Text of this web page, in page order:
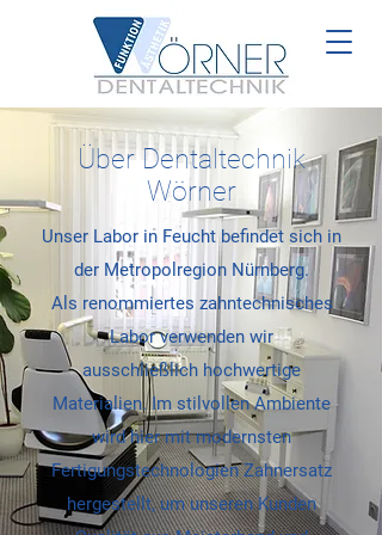
Über Dentaltechnik
Wörner
Unser Labor in Feucht befindet sich in
der Metropolregion Nürnberg.
Als renommiertes zahntechnisches
Labor verwenden wir
ausschließlich hochwertige
Materialien. Im stilvollen Ambiente
wird hier mit modernsten
Fertigungstechnologien Zahnersatz
hergestellt, um unseren Kunden